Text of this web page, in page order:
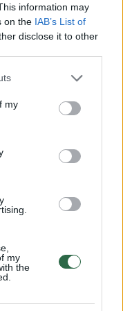
information may
on the IAB’s List of
disclose it to other
my
my
the
sako L. Baužys.
išmontuota 41
įrangos.
būgnų –
vandens mišinį
buvo
grąžinamas